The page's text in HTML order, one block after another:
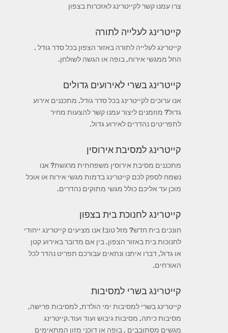
צרו עמנו קשר לקייטרינג לאזכרות בצפון
קייטרינג לעלייה לתורה
קייטרינג לעלייה לתורה באזור הצפון בכל סדר גודל .
החל ממגשי אירוח, בופה או הגשה לשולחן.
קייטרינג בשרי לאירועים גדולים
אנו ערוכים לקייטרינג בכל סדר גודל. מתכננים אירוע
גדול? מוזמנים ליצור עמנו קשר להצעות מחיר
לתפריטים נהדרים לאירוע גדול.
קייטרינג למסיבת אירוסין
מתכננים מסיבת אירוסין משפחתית מרגשת? אנו
נשמח לספק לכם קייטרינג בדמות מגשי אירוח או אוכל
מוכן עד אליכם כולל מגשי מתוקים נהדרים.
קייטרינג לחנוכת בית בצפון
חונכים בית חדש? מזל טוב! אנו מציעים קייטרינג ייחודי
לחנוכות בית באזור הצפון. בין אם מדובר באירוע קטן
או גדול, דברו איתנו ונתאים עבורכם תפריט נהדר לכל
האורחים.
קייטרינג בשרי למסיבות
קייטרינג בשרי למסיבות ימי הולדת, למסיבות פרישה,
מסיבות כיתה, מסיבות גיבוש ועוד ועוד.קייטרינג
מגשים מסתובבים , בופה או דוכני מזון המתאימים